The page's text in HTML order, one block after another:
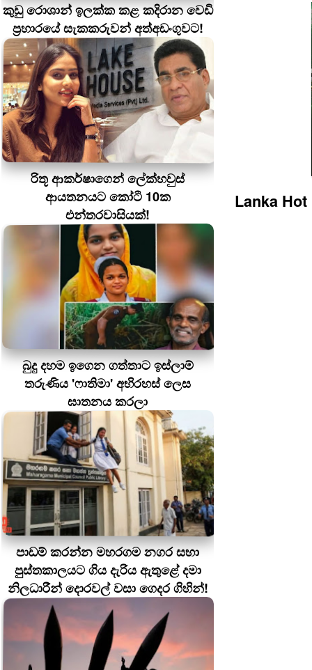
කුඩු රොශාන් ඉලක්ක කළ කදිරාන වෙඩි
ප්‍රහාරයේ සැකකරුවන් අත්අඩංගුවට!
රිතූ ආකර්ෂාගෙන් ලේක්හවුස්
ආයතනයට කෝටී 10ක
එන්තරවාසියක්!
බුදු දහම ඉගෙන ගත්තාට ඉස්ලාම්
තරුණිය 'ෆාතිමා' අභිරහස් ලෙස
ඝාතනය කරලා
පාඩම් කරන්න මහරගම නගර සභා
පුස්තකාලයට ගිය දැරිය ඇතුළේ දමා
නිලධාරීන් දොරවල් වසා ගෙදර ගිහින්!
Lanka